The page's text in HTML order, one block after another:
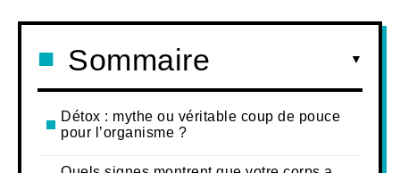
Sommaire
Détox : mythe ou véritable coup de pouce
pour l’organisme ?